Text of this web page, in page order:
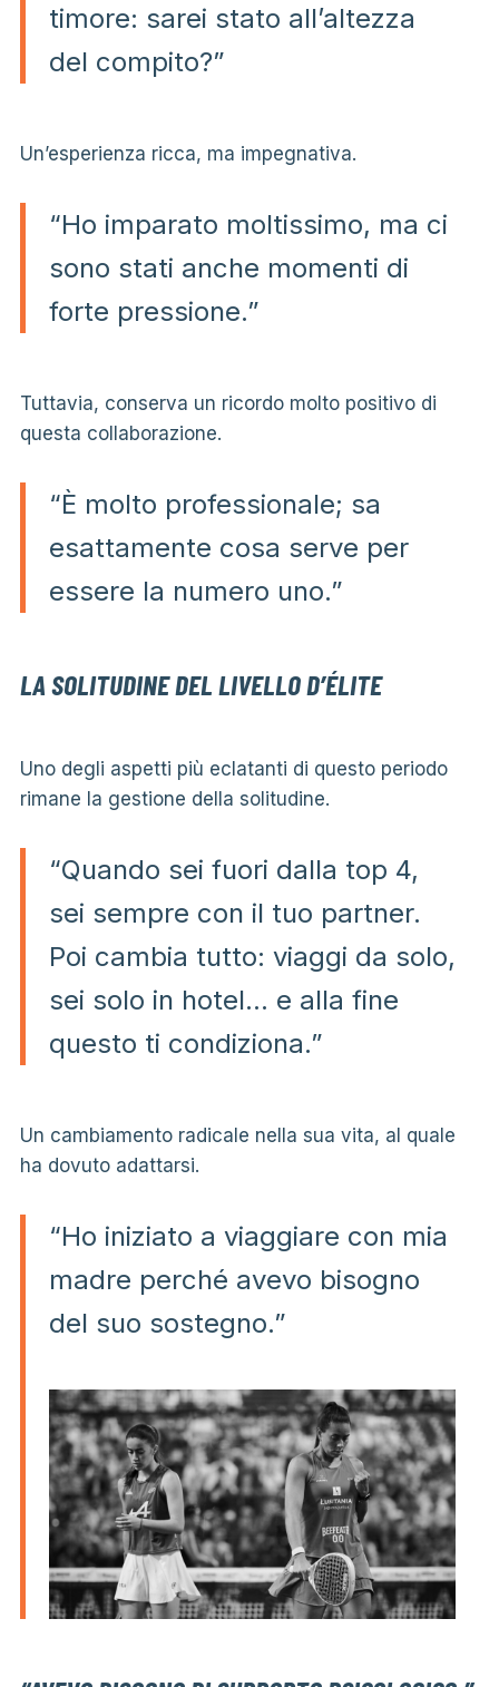
timore: sarei stato all’altezza
del compito?”
Un’esperienza ricca, ma impegnativa.
“Ho imparato moltissimo, ma ci
sono stati anche momenti di
forte pressione.”
Tuttavia, conserva un ricordo molto positivo di
questa collaborazione.
“È molto professionale; sa
esattamente cosa serve per
essere la numero uno.”
LA SOLITUDINE DEL LIVELLO D’ÉLITE
Uno degli aspetti più eclatanti di questo periodo
rimane la gestione della solitudine.
“Quando sei fuori dalla top 4,
sei sempre con il tuo partner.
Poi cambia tutto: viaggi da solo,
sei solo in hotel… e alla fine
questo ti condiziona.”
Un cambiamento radicale nella sua vita, al quale
ha dovuto adattarsi.
“Ho iniziato a viaggiare con mia
madre perché avevo bisogno
del suo sostegno.”